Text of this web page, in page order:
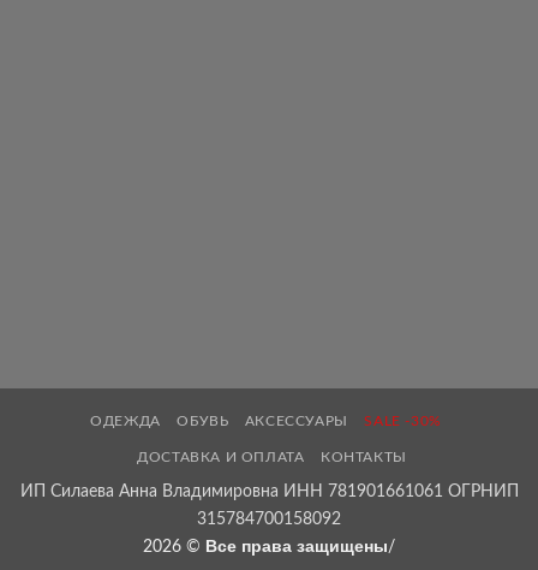
ОДЕЖДА ОБУВЬ АКСЕССУАРЫ SALE -30%
ДОСТАВКА И ОПЛАТА КОНТАКТЫ
ИП Силаева Анна Владимировна ИНН 781901661061 ОГРНИП
315784700158092
2026 © Все права защищены/